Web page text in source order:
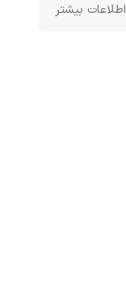
اطلاعات بیشتر